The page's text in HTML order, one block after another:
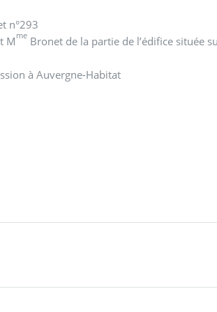
n°293
Mme Bronet de la partie de l’édifice située
à Auvergne-Habitat